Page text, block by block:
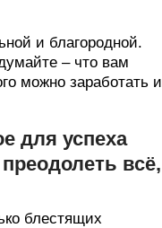
и благородной.
– что вам
можно заработать и
для успеха
всё,
блестящих